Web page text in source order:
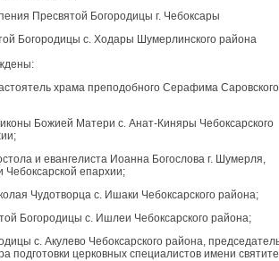
Пресвятой Богородицы г. Чебоксары
Богородицы с. Ходары Шумерлинского района
храма преподобного Серафима Саровского
Божией Матери с. Анат-Киняры Чебоксарского
и евангелиста Иоанна Богослова г. Шумерля,
Чебоксарской епархии;
Чудотворца с. Ишаки Чебоксарского района;
Богородицы с. Ишлеи Чебоксарского района;
с. Акулево Чебоксарского района,
подготовки церковных специалистов имени